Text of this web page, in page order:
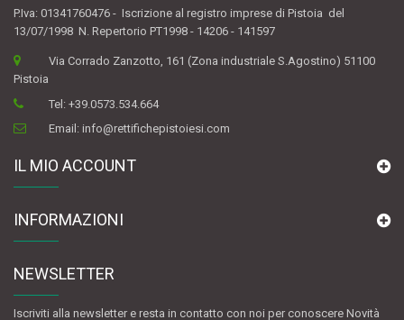
P.Iva: 01341760476 - Iscrizione al registro imprese di Pistoia del
13/07/1998 N. Repertorio PT1998 - 14206 - 141597
Via Corrado Zanzotto, 161 (Zona industriale S.Agostino) 51100
Pistoia
Tel:+39.0573.534.664
Email:info@rettifichepistoiesi.com
IL MIO ACCOUNT
INFORMAZIONI
NEWSLETTER
Iscriviti alla newsletter e resta in contatto con noi per conoscere Novità